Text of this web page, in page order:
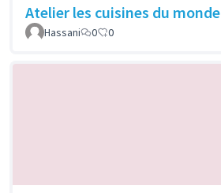
Atelier les cuisines du monde
Hassani
0 0